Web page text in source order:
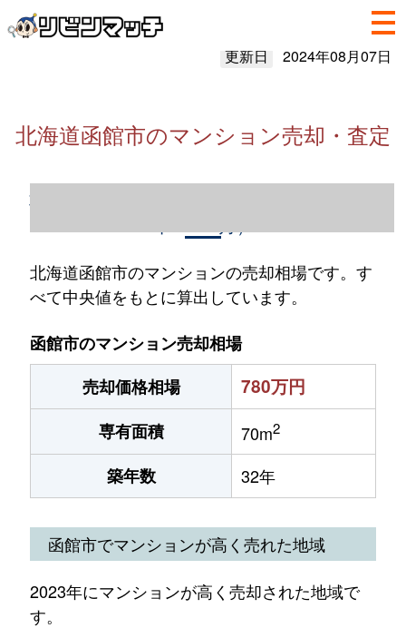
更新日 2024年08月07日
北海道函館市のマンション売却・査定
北海道函館市のマンション売却情報（2023
北海道函館市のマンションの売却相場です。す
べて中央値をもとに算出しています。
函館市のマンション売却相場
売却価格相場
780万円
専有面積 70m2
築年数 32年
函館市でマンションが高く売れた地域
2023年にマンションが高く売却された地域で
す。